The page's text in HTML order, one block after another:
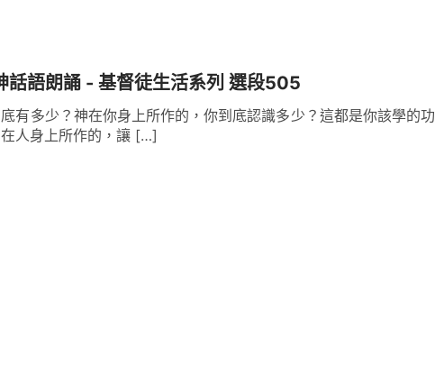
話語朗誦 - 基督徒生活系列 選段505
有多少？神在你身上所作的，你到底認識多少？這都是你該學的功
人身上所作的，讓 […]